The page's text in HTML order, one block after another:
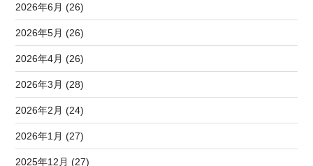
2026年6月 (26)
2026年5月 (26)
2026年4月 (26)
2026年3月 (28)
2026年2月 (24)
2026年1月 (27)
2025年12月 (27)